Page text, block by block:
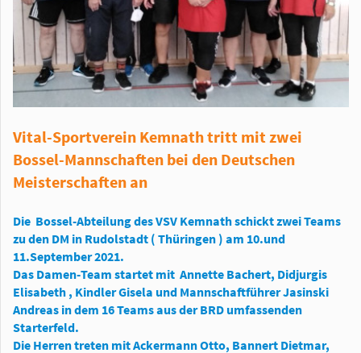
Vital-Sportverein Kemnath tritt mit zwei
Bossel-Mannschaften bei den Deutschen
Meisterschaften an
Die Bossel-Abteilung des VSV Kemnath schickt zwei Teams
zu den DM in Rudolstadt ( Thüringen ) am 10.und
11.September 2021.
Das Damen-Team startet mit Annette Bachert, Didjurgis
Elisabeth , Kindler Gisela und Mannschaftführer Jasinski
Andreas in dem 16 Teams aus der BRD umfassenden
Starterfeld.
Die Herren treten mit Ackermann Otto, Bannert Dietmar,